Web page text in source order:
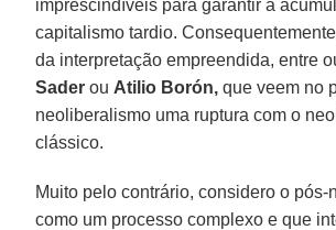
imprescindíveis para garantir a
capitalismo tardio.
da interpretação empreendida, entre
Sader ou Atilio Borón, que veem no
neoliberalismo uma ruptura com o
clássico.
Muito pelo contrário, considero o
como um processo complexo e que